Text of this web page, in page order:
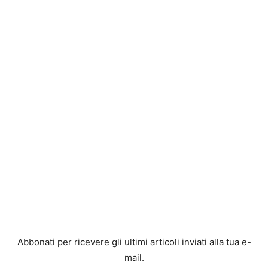
Abbonati per ricevere gli ultimi articoli inviati alla tua e-
mail.